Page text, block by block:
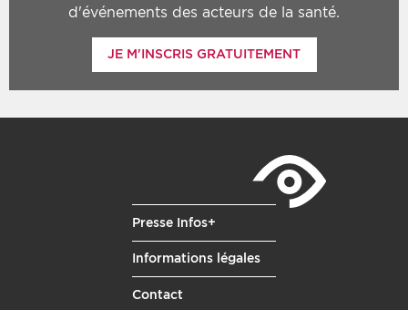
d'événements des acteurs de la santé.
JE M'INSCRIS GRATUITEMENT
Presse Infos+
Informations légales
Contact